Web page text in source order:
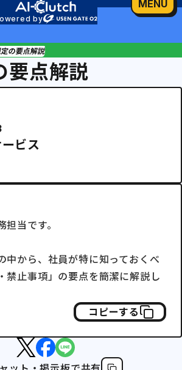
by
MENU
の要点解説
要点解説
ビス
当です。
中から、社員が特に知っておくべ
禁止事項」の要点を簡潔に解説し
コピーする